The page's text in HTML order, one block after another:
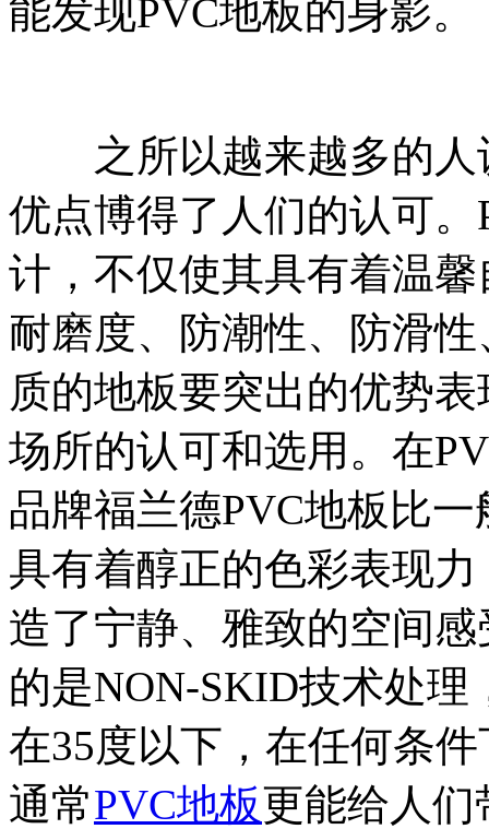
能发现PVC地板的身影。
之所以越来越多的人
优点博得了人们的认可
计，不仅使其具有着温
耐磨度、防潮性、防滑
质的地板要突出的优势
场所的认可和选用。在
品牌福兰德PVC地板比一
具有着醇正的色彩表现
造了宁静、雅致的空间
的是NON-SKID技术处
在35度以下，在任何条
通常PVC地板更能给人